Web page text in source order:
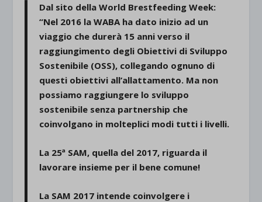
Dal sito della World Brestfeeding Week:
“Nel 2016 la WABA ha dato inizio ad un
viaggio che durerà 15 anni verso il
raggiungimento degli Obiettivi di Sviluppo
Sostenibile (OSS), collegando ognuno di
questi obiettivi all’allattamento. Ma non
possiamo raggiungere lo sviluppo
sostenibile senza partnership che
coinvolgano in molteplici modi tutti i livelli.
La 25ª SAM, quella del 2017, riguarda il
lavorare insieme per il bene comune!
La SAM 2017 intende coinvolgere i